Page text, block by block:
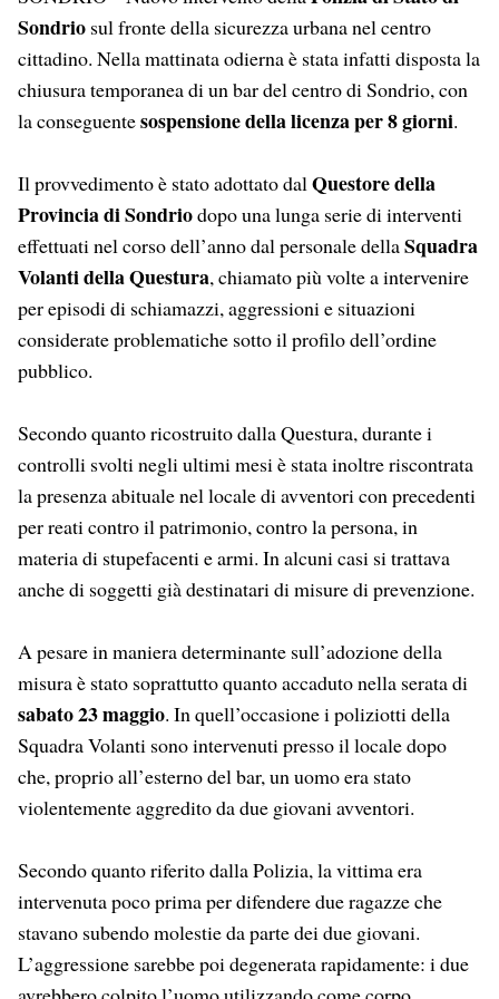
Sondrio sul fronte della sicurezza urbana nel centro
cittadino. Nella mattinata odierna è stata infatti disposta la
chiusura temporanea di un bar del centro di Sondrio, con
la conseguentesospensione della licenza per 8 giorni.
Il provvedimento è stato adottato dal Questore della
Provincia di Sondriodopo una lunga serie di interventi
effettuati nel corso dell’anno dal personale dellaSquadra
Volanti della Questura, chiamato più volte a intervenire
per episodi di schiamazzi, aggressioni e situazioni
considerate problematiche sotto il profilo dell’ordine
pubblico.
Secondo quanto ricostruito dalla Questura, durante i
controlli svolti negli ultimi mesi è stata inoltre riscontrata
la presenza abituale nel locale di avventori con precedenti
per reati contro il patrimonio, contro la persona, in
materia di stupefacenti e armi. In alcuni casi si trattava
anche di soggetti già destinatari di misure di prevenzione.
A pesare in maniera determinante sull’adozione della
misura è stato soprattutto quanto accaduto nella serata di
sabato 23 maggio. In quell’occasione i poliziotti della
Squadra Volanti sono intervenuti presso il locale dopo
che, proprio all’esterno del bar, un uomo era stato
violentemente aggredito da due giovani avventori.
Secondo quanto riferito dalla Polizia, la vittima era
intervenuta poco prima per difendere due ragazze che
stavano subendo molestie da parte dei due giovani.
L’aggressione sarebbe poi degenerata rapidamente: i due